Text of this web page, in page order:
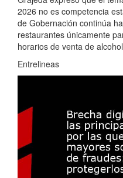
2026 no es competencia
de Gobernación continúa
restaurantes únicamente
horarios de venta de
Entrelineas